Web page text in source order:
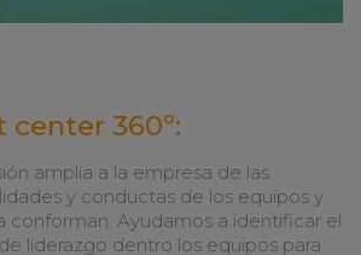
360º:
amplia a la empresa de las
y conductas de los equipos y
conforman. Ayudamos a identificar el
liderazgo dentro los equipos para